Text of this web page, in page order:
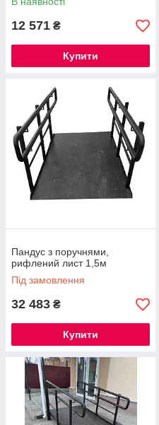
12 571 ₴
Купити
Пандус з поручнями,
рифлений лист 1,5м
Під замовлення
32 483 ₴
Купити